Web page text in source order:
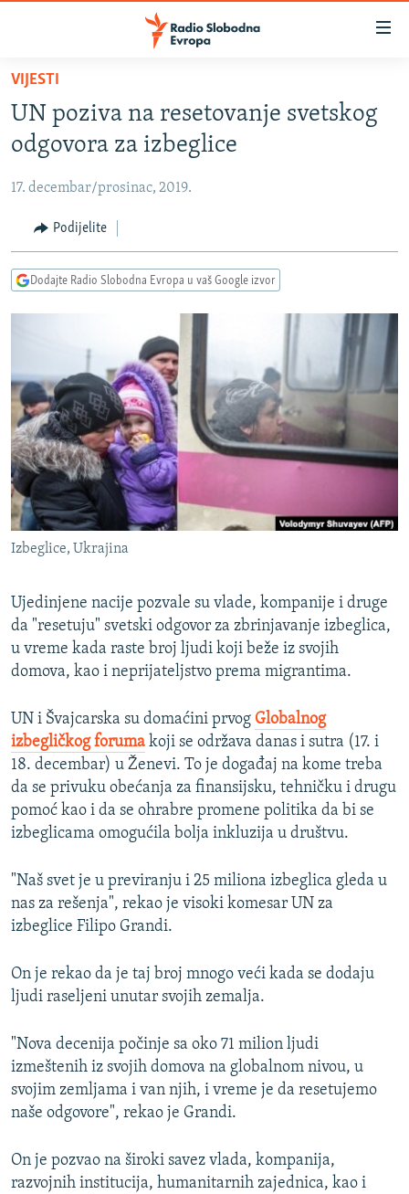
Pređite
glavni
sadržaj
Pređite
na
navigaciju
Pređite
na
BOSNA I HERCEGOVINA
SRBIJA
KOSOVO
CRNA GORA
VIDEO
PODCASTI
KINA NA BALKANU
RSE PRIČE IZ SVIJETA
ISPRIČAJ MI
DNEVNO@RSE
SPECIJALI RSE
VIŠE OD NASLOVA
GENOCID U SREBRENICI
POPLAVE I KLIZIŠTA U BIH 2024.
TV LIBERTY
POST SCRIPTUM
TRI DECENIJE OD RATA U BIH
SVE KARTE DEJTONA
NASTANAK I RASPAD JUGOSLAVIJE
PRATITE NAS
Sve RFE/RL stranice
VIJESTI
UN poziva na resetovanje svetskog
odgovora za izbeglice
17. decembar/prosinac, 2019.
Podijelite
Dodajte Radio Slobodna Evropa u vaš Google izvor
Izbeglice, Ukrajina
Ujedinjene nacije pozvale su vlade, kompanije i druge
da "resetuju" svetski odgovor za zbrinjavanje izbeglica,
u vreme kada raste broj ljudi koji beže iz svojih
domova, kao i neprijateljstvo prema migrantima.
UN i Švajcarska su domaćini prvog Globalnog
izbegličkog foruma koji se održava danas i sutra (17. i
18. decembar) u Ženevi. To je događaj na kome treba
da se privuku obećanja za finansijsku, tehničku i drugu
pomoć kao i da se ohrabre promene politika da bi se
izbeglicama omogućila bolja inkluzija u društvu.
"Naš svet je u previranju i 25 miliona izbeglica gleda u
nas za rešenja", rekao je visoki komesar UN za
izbeglice Filipo Grandi.
On je rekao da je taj broj mnogo veći kada se dodaju
ljudi raseljeni unutar svojih zemalja.
"Nova decenija počinje sa oko 71 milion ljudi
izmeštenih iz svojih domova na globalnom nivou, u
svojim zemljama i van njih, i vreme je da resetujemo
naše odgovore", rekao je Grandi.
On je pozvao na široki savez vlada, kompanija,
razvojnih institucija, humanitarnih zajednica, kao i